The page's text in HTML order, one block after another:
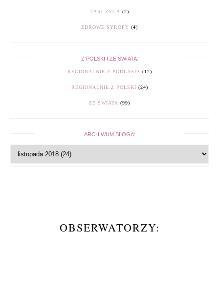
TARCZYCA (2)
ZDROWE SYROPY (4)
Z POLSKI I ZE ŚWIATA:
REGIONALNIE Z PODLASIA (12)
REGIONALNIE Z POLSKI (24)
ZE ŚWIATA (99)
ARCHIWUM BLOGA:
OBSERWATORZY: